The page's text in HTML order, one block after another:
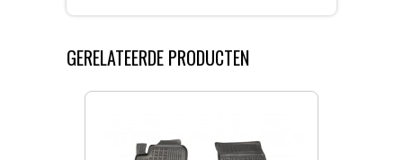
GERELATEERDE PRODUCTEN